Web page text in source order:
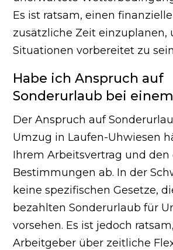
Es ist ratsam, einen
zusätzliche Zeit einzuplanen,
Situationen vorbereitet zu
Habe ich Anspruch auf
Sonderurlaub bei
Der Anspruch auf
Umzug in Laufen-Uhwiesen
Ihrem Arbeitsvertrag und den
Bestimmungen ab. In der
keine spezifischen Gesetze,
bezahlten Sonderurlaub für
vorsehen. Es ist jedoch
Arbeitgeber über zeitliche